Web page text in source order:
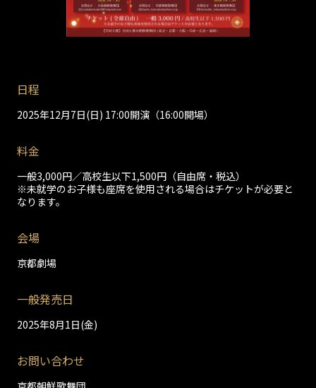
日程
2025年12月7日(日) 17:00開演（16:00開場）
料金
一般3,000円／高校生以下1,500円（自由席・税込）
※未就学のお子様も座席を使用される場合はチケットが必要と
なります。
会場
京都劇場
一般発売日
2025年8月1日(金)
お問い合わせ